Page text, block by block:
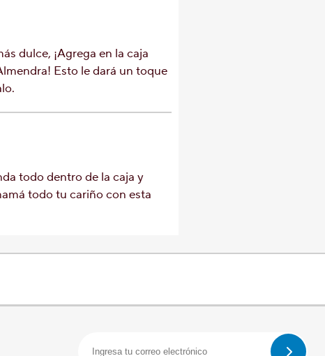
dulce, ¡Agrega en la caja
Esto le dará un toque
todo dentro de la caja y
todo tu cariño con esta